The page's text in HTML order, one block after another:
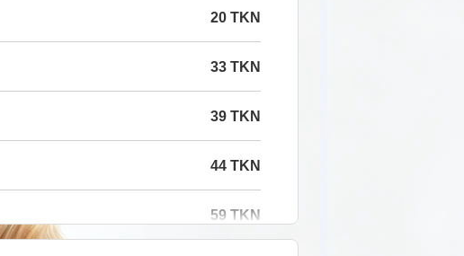
20 TKN
33 TKN
39 TKN
44 TKN
59 TKN